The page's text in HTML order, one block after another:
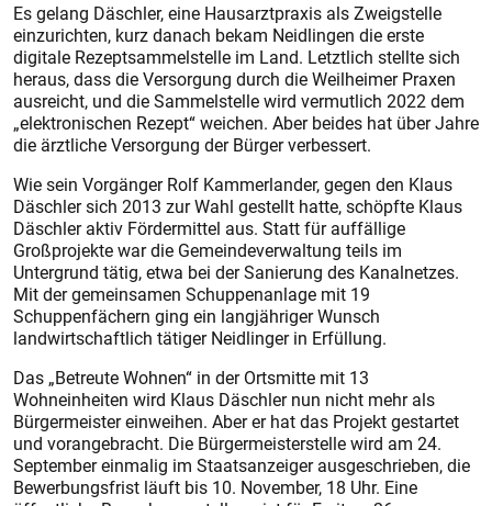
Es gelang Däschler, eine Hausarztpraxis als Zweigstelle
einzurichten, kurz danach bekam Neidlingen die erste
digitale Rezeptsammelstelle im Land. Letztlich stellte sich
heraus, dass die Versorgung durch die Weilheimer Praxen
ausreicht, und die Sammelstelle wird vermutlich 2022 dem
„elektronischen Rezept“ weichen. Aber beides hat über Jahre
die ärztliche Versorgung der Bürger verbessert.
Wie sein Vorgänger Rolf Kammerlander, gegen den Klaus
Däschler sich 2013 zur Wahl gestellt hatte, schöpfte Klaus
Däschler aktiv Fördermittel aus. Statt für auffällige
Großprojekte war die Gemeindeverwaltung teils im
Untergrund tätig, etwa bei der Sanierung des Kanalnetzes.
Mit der gemeinsamen Schuppenanlage mit 19
Schuppenfächern ging ein langjähriger Wunsch
landwirtschaftlich tätiger Neidlinger in Erfüllung.
Das „Betreute Wohnen“ in der Ortsmitte mit 13
Wohneinheiten wird Klaus Däschler nun nicht mehr als
Bürgermeister einweihen. Aber er hat das Projekt gestartet
und vorangebracht. Die Bürgermeisterstelle wird am 24.
September einmalig im Staatsanzeiger ausgeschrieben, die
Bewerbungsfrist läuft bis 10. November, 18 Uhr. Eine